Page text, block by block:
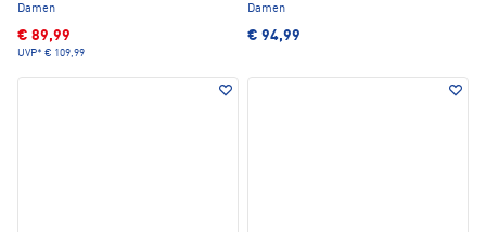
Damen
€ 89,99
UVP* € 109,99
Damen
€ 94,99